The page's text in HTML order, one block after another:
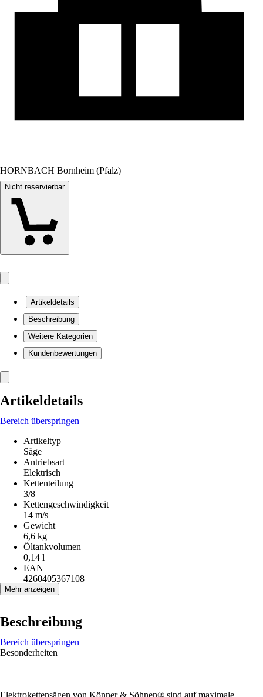
HORNBACH Bornheim (Pfalz)
Nicht reservierbar
Artikeldetails
Beschreibung
Weitere Kategorien
Kundenbewertungen
Artikeldetails
Bereich überspringen
Artikeltyp
Säge
Antriebsart
Elektrisch
Kettenteilung
3/8
Kettengeschwindigkeit
14 m/s
Gewicht
6,6 kg
Öltankvolumen
0,14 l
EAN
4260405367108
Mehr anzeigen
Beschreibung
Bereich überspringen
Besonderheiten
Elektrokettensägen von Könner & Söhnen® sind auf maximale